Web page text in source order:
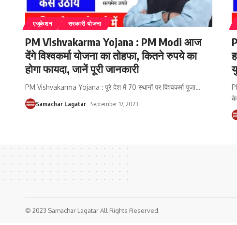
एजुकेशन सरकारी योजना
PM Vishvakarma Yojana : PM Modi आज
देंगे विश्वकर्मा योजना का तोहफा, कितने रुपये का
होगा फायदा, जानें पूरी जानकारी
PM Vishvakarma Yojana : पूरे देश में 70 स्थानों पर विश्वकर्मा पूजा…
Samachar Lagatar September 17, 2023
के
© 2023 Samachar Lagatar All Rights Reserved.